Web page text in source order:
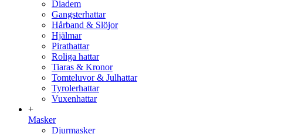
Diadem
Gangsterhattar
Hårband & Slöjor
Hjälmar
Pirathattar
Roliga hattar
Tiaras & Kronor
Tomteluvor & Julhattar
Tyrolerhattar
Vuxenhattar
+
Masker
Djurmasker